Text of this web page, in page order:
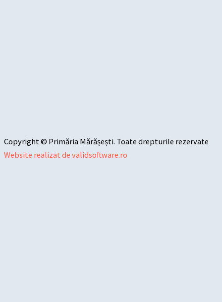
Copyright © Primăria Mărășești. Toate drepturile rezervate
Website realizat de validsoftware.ro